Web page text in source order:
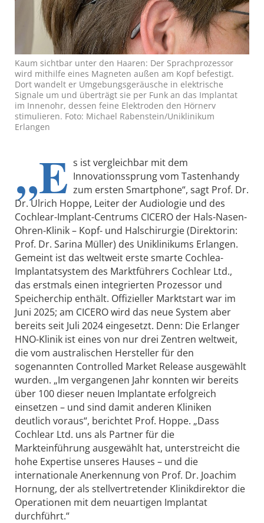
Kaum sichtbar unter den Haaren: Der Sprachprozessor
wird mithilfe eines Magneten außen am Kopf befestigt.
Dort wandelt er Umgebungsgeräusche in elektrische
Signale um und überträgt sie per Funk an das Implantat
im Innenohr, dessen feine Elektroden den Hörnerv
stimulieren. Foto: Michael Rabenstein/Uniklinikum
Erlangen
„E s ist vergleichbar mit dem
Innovationssprung vom Tastenhandy
zum ersten Smartphone“, sagt Prof. Dr.
Dr. Ulrich Hoppe, Leiter der Audiologie und des
Cochlear-Implant-Centrums CICERO der Hals-Nasen-
Ohren-Klinik – Kopf- und Halschirurgie (Direktorin:
Prof. Dr. Sarina Müller) des Uniklinikums Erlangen.
Gemeint ist das weltweit erste smarte Cochlea-
Implantatsystem des Marktführers Cochlear Ltd.,
das erstmals einen integrierten Prozessor und
Speicherchip enthält. Offizieller Marktstart war im
Juni 2025; am CICERO wird das neue System aber
bereits seit Juli 2024 eingesetzt. Denn: Die Erlanger
HNO-Klinik ist eines von nur drei Zentren weltweit,
die vom australischen Hersteller für den
sogenannten Controlled Market Release ausgewählt
wurden. „Im vergangenen Jahr konnten wir bereits
über 100 dieser neuen Implantate erfolgreich
einsetzen – und sind damit anderen Kliniken
deutlich voraus“, berichtet Prof. Hoppe. „Dass
Cochlear Ltd. uns als Partner für die
Markteinführung ausgewählt hat, unterstreicht die
hohe Expertise unseres Hauses – und die
internationale Anerkennung von Prof. Dr. Joachim
Hornung, der als stellvertretender Klinikdirektor die
Operationen mit dem neuartigen Implantat
durchführt.“